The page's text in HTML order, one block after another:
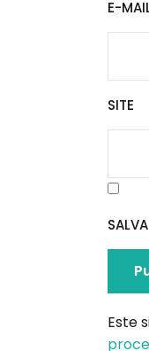
E-
SITE
Este